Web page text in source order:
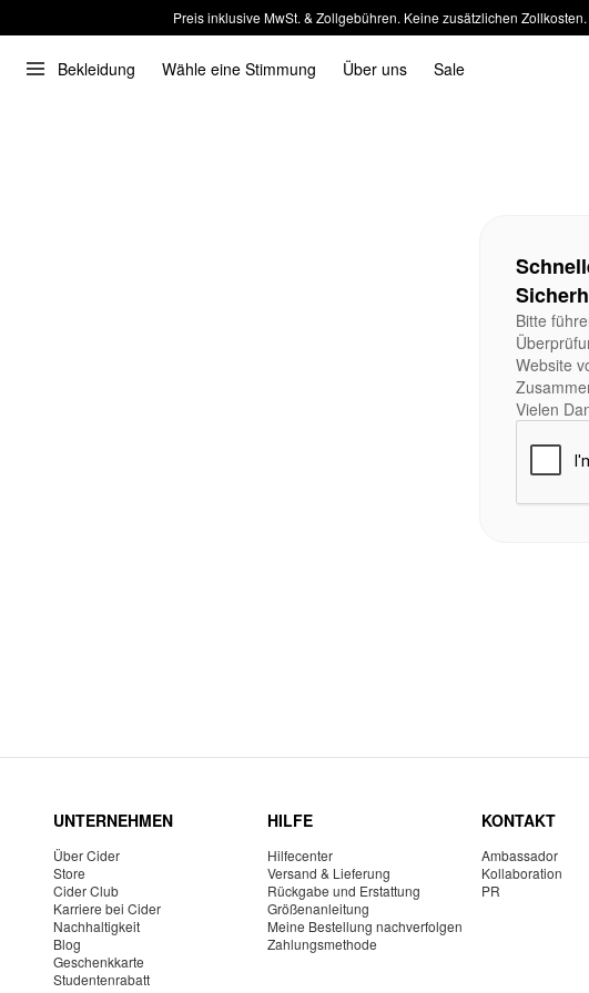
Preis inklusive MwSt. & Zollgebühren. Keine zusätzlichen Zollkosten.
Bekleidung Wähle eine Stimmung Über uns Sale
Bitte
Website
Vielen
UNTERNEHMEN
Über Cider
Store
Cider Club
Karriere bei Cider
Nachhaltigkeit
Blog
Geschenkkarte
Studentenrabatt
HILFE
Hilfecenter
Versand & Lieferung
Rückgabe und Erstattung
Größenanleitung
Meine Bestellung nachverfolgen
Zahlungsmethode
KONTAKT
Ambassador
Kollaboration
PR